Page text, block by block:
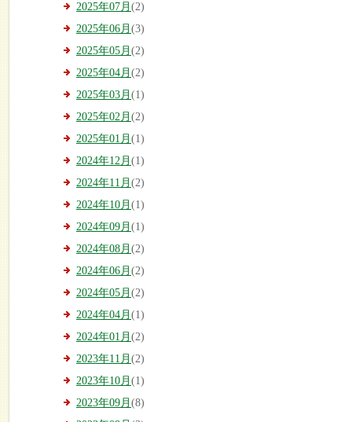
2025年07月 (2)
2025年06月 (3)
2025年05月 (2)
2025年04月 (2)
2025年03月 (1)
2025年02月 (2)
2025年01月 (1)
2024年12月 (1)
2024年11月 (2)
2024年10月 (1)
2024年09月 (1)
2024年08月 (2)
2024年06月 (2)
2024年05月 (2)
2024年04月 (1)
2024年01月 (2)
2023年11月 (2)
2023年10月 (1)
2023年09月 (8)